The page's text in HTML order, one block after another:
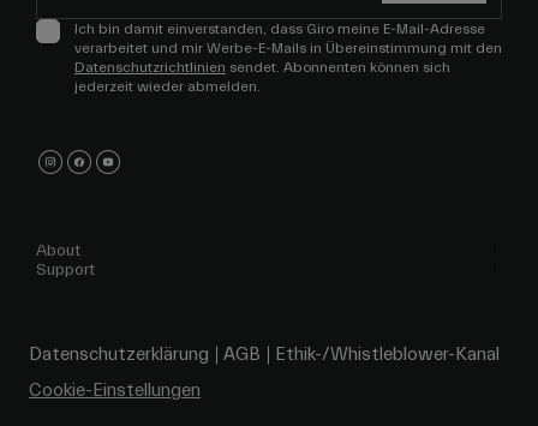
Ich bin damit einverstanden, dass Giro meine E-Mail-Adresse
verarbeitet und mir Werbe-E-Mails in Übereinstimmung mit den
Datenschutzrichtlinien sendet. Abonnenten können sich
jederzeit wieder abmelden.
About
Support
Datenschutzerklärung AGB
Ethik-/Whistleblower-Kanal
Cookie-Einstellungen